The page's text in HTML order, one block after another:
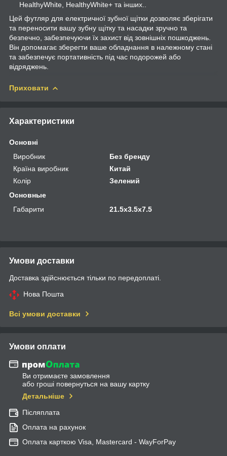
HealthyWhite, HealthyWhite+ та інших..
Цей футляр для електричної зубної щітки дозволяє зберігати
та переносити вашу зубну щітку та насадки зручно та
безпечно, забезпечуючи їх захист від зовнішніх пошкоджень.
Він допомагає зберегти ваше обладнання в належному стані
та забезпечує портативність під час подорожей або
відряджень.
Приховати
Характеристики
Основні
Виробник
Без бренду
Країна виробник
Китай
Колір
Зелений
Основные
Габарити
21.5х3.5х7.5
Умови доставки
Доставка здійснюється тільки по передоплаті.
Нова Пошта
Всі умови доставки
Умови оплати
Ви отримаєте замовлення
або гроші повернуться на вашу картку
Детальніше
Післяплата
Оплата на рахунок
Оплата карткою Visa, Mastercard - WayForPay